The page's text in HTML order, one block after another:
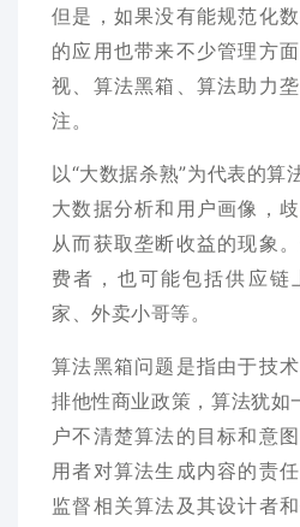
但是，如果没有能规范化
的应用也带来不少管理方
视、算法黑箱、算法助力
注。
以“大数据杀熟”为代表的算
大数据分析和用户画像，
从而获取垄断收益的现象
费者，也可能包括供应链
家、外卖小哥等。
算法黑箱问题是指由于技
排他性商业政策，算法犹如
户不清楚算法的目标和意
用者对算法生成内容的责
监督相关算法及其设计者